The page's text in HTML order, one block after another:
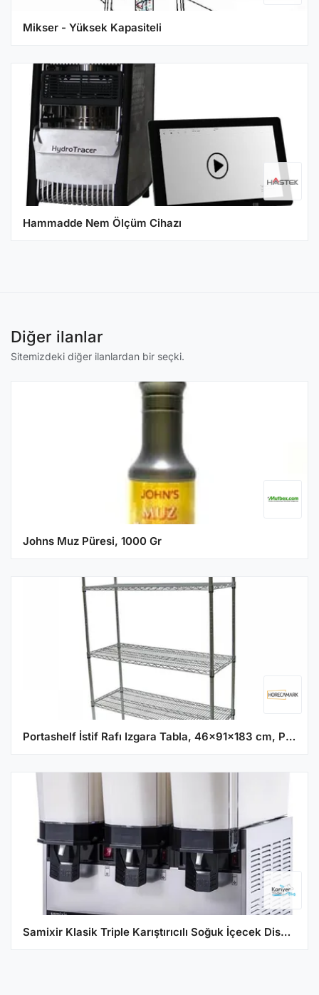
Mikser - Yüksek Kapasiteli
Hammadde Nem Ölçüm Cihazı
Diğer ilanlar
Sitemizdeki diğer ilanlardan bir seçki.
Johns Muz Püresi, 1000 Gr
Portashelf İstif Rafı Izgara Tabla, 46x91x183 cm, Paslanmaz, 4 Katlı
Samixir Klasik Triple Karıştırıcılı Soğuk İçecek Dispenseri 20+20+20 Lt Inox 60.MMMI